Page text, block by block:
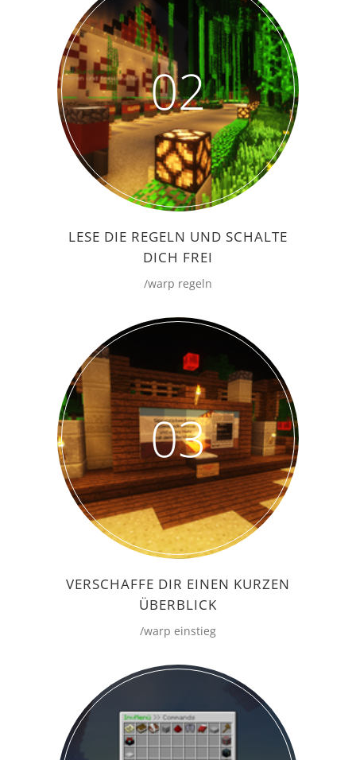
02
LESE DIE REGELN UND SCHALTE
DICH FREI
/warp regeln
03
VERSCHAFFE DIR EINEN KURZEN
ÜBERBLICK
/warp einstieg